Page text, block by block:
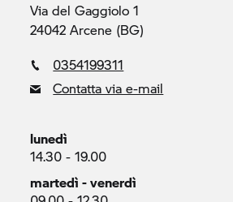
Via del Gaggiolo 1
24042 Arcene (BG)
0354199311
Contatta via e-mail
lunedì
14.30 - 19.00
martedì - venerdì